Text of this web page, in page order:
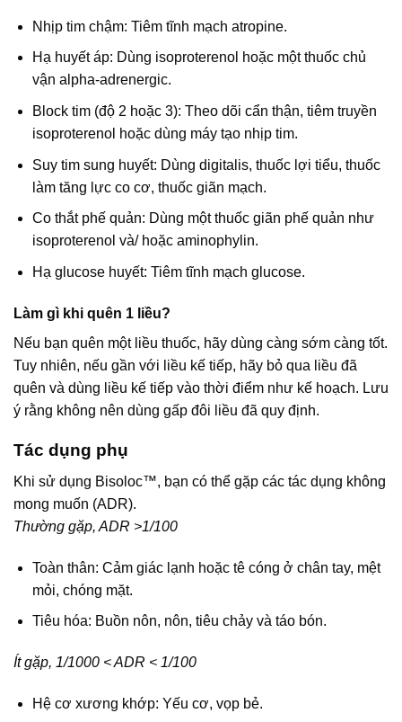
Nhịp tim chậm: Tiêm tĩnh mạch atropine.
Hạ huyết áp: Dùng isoproterenol hoặc một thuốc chủ
vận alpha-adrenergic.
Block tim (độ 2 hoặc 3): Theo dõi cẩn thận, tiêm truyền
isoproterenol hoặc dùng máy tạo nhịp tim.
Suy tim sung huyết: Dùng digitalis, thuốc lợi tiểu, thuốc
làm tăng lực co cơ, thuốc giãn mạch.
Co thắt phế quản: Dùng một thuốc giãn phế quản như
isoproterenol và/ hoặc aminophylin.
Hạ glucose huyết: Tiêm tĩnh mạch glucose.
Làm gì khi quên 1 liều?
Nếu bạn quên một liều thuốc, hãy dùng càng sớm càng tốt.
Tuy nhiên, nếu gần với liều kế tiếp, hãy bỏ qua liều đã
quên và dùng liều kế tiếp vào thời điểm như kế hoạch. Lưu
ý rằng không nên dùng gấp đôi liều đã quy định.
Tác dụng phụ
Khi sử dụng Bisoloc™, bạn có thể gặp các tác dụng không
mong muốn (ADR).
Thường gặp, ADR >1/100
Toàn thân: Cảm giác lạnh hoặc tê cóng ở chân tay, mệt
mỏi, chóng mặt.
Tiêu hóa: Buồn nôn, nôn, tiêu chảy và táo bón.
Ít gặp, 1/1000 < ADR < 1/100
Hệ cơ xương khớp: Yếu cơ, vọp bẻ.